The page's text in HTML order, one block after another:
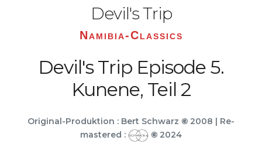
Devil's Trip
Namibia-Classics
Devil's Trip Episode 5.
Kunene, Teil 2
Original-Produktion : Bert Schwarz © 2008 | Re-
mastered :
© 2024